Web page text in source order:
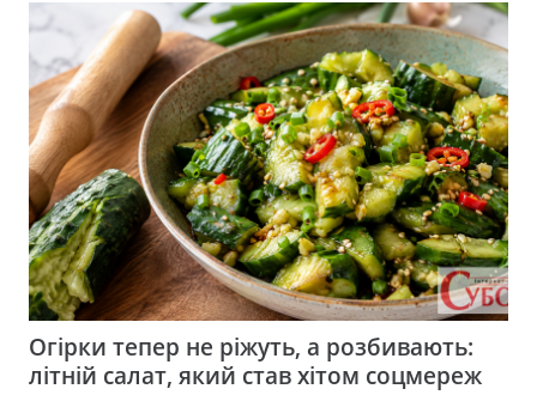
Огірки тепер не ріжуть, а розбивають:
літній салат, який став хітом соцмереж